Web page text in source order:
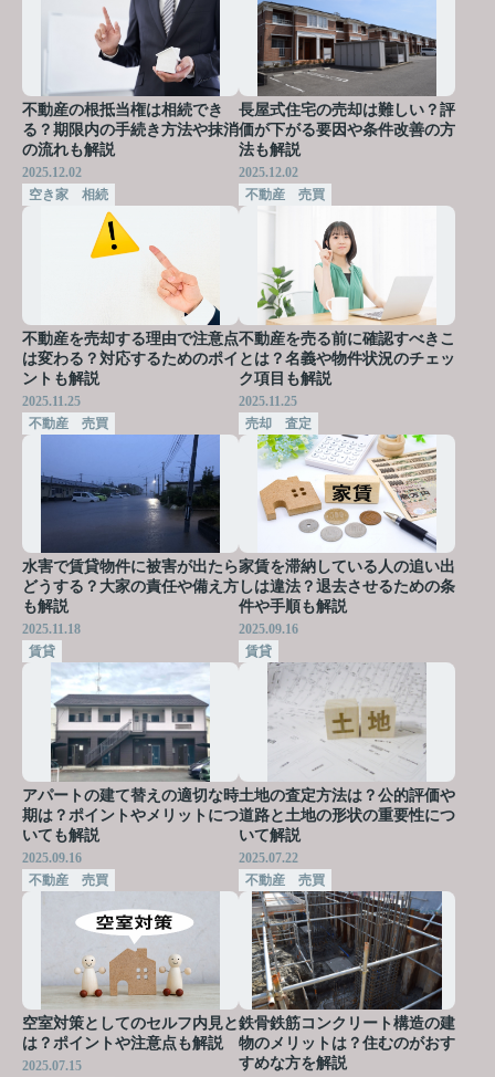
不動産の根抵当権は相続でき
る？期限内の手続き方法や抹消
の流れも解説
2025.12.02
空き家 相続
長屋式住宅の売却は難しい？評
価が下がる要因や条件改善の方
法も解説
2025.12.02
不動産 売買
不動産を売却する理由で注意点
は変わる？対応するためのポイ
ントも解説
2025.11.25
不動産 売買
不動産を売る前に確認すべきこ
とは？名義や物件状況のチェッ
ク項目も解説
2025.11.25
売却 査定
水害で賃貸物件に被害が出たら
どうする？大家の責任や備え方
も解説
2025.11.18
賃貸
家賃を滞納している人の追い出
しは違法？退去させるための条
件や手順も解説
2025.09.16
賃貸
アパートの建て替えの適切な時
期は？ポイントやメリットにつ
いても解説
2025.09.16
不動産 売買
土地の査定方法は？公的評価や
道路と土地の形状の重要性につ
いて解説
2025.07.22
不動産 売買
空室対策としてのセルフ内見と
は？ポイントや注意点も解説
2025.07.15
鉄骨鉄筋コンクリート構造の建
物のメリットは？住むのがおす
すめな方を解説